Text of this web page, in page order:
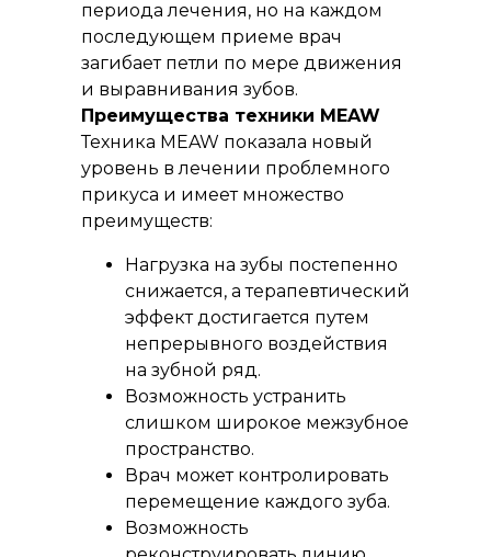
периода лечения, но на каждом
последующем приеме врач
загибает петли по мере движения
и выравнивания зубов.
Преимущества техники MEAW
Техника MEAW показала новый
уровень в лечении проблемного
прикуса и имеет множество
преимуществ:
Нагрузка на зубы постепенно
снижается, а терапевтический
эффект достигается путем
непрерывного воздействия
на зубной ряд.
Возможность устранить
слишком широкое межзубное
пространство.
Врач может контролировать
перемещение каждого зуба.
Возможность